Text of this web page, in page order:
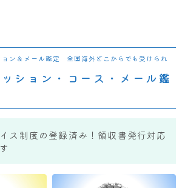
ョン＆メール鑑定 全国海外どこからでも受けられ
ション・コース・メール鑑
ス制度の登録済み！領収書発行対応